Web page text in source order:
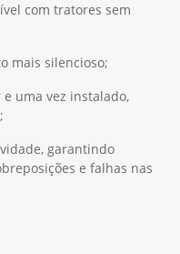
com tratores sem
mais silencioso;
uma vez instalado,
garantindo
e falhas nas